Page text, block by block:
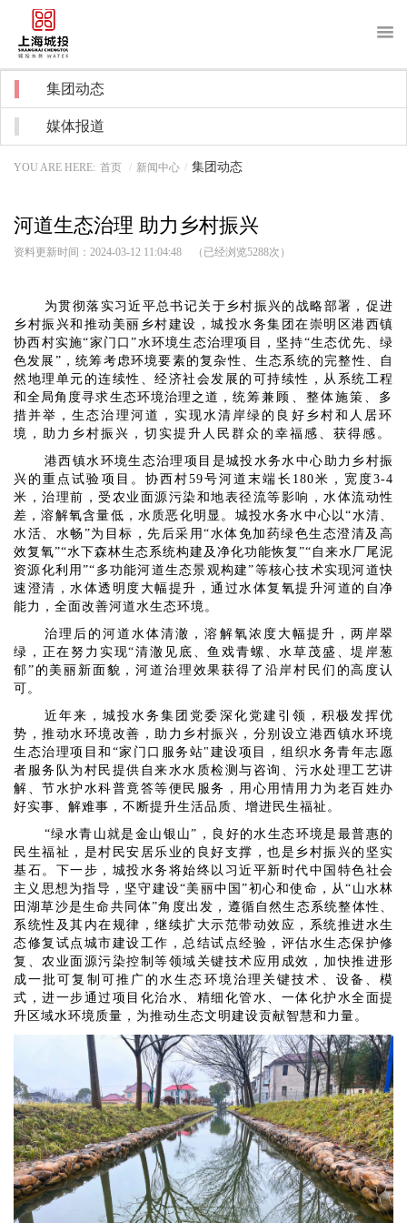
关于我们
新闻中心
招贤纳士
客户服务 Water service
集团动态
媒体报道
YOU ARE HERE: 首页 / 新闻中心 / 集团动态
河道生态治理 助力乡村振兴
资料更新时间：2024-03-12 11:04:48 （已经浏览5288次）
为贯彻落实习近平总书记关于乡村振兴的战略部署，促进
乡村振兴和推动美丽乡村建设，城投水务集团在崇明区港西镇
协西村实施“家门口”水环境生态治理项目，坚持“生态优先、绿
色发展”，统筹考虑环境要素的复杂性、生态系统的完整性、自
然地理单元的连续性、经济社会发展的可持续性，从系统工程
和全局角度寻求生态环境治理之道，统筹兼顾、整体施策、多
措并举，生态治理河道，实现水清岸绿的良好乡村和人居环
境，助力乡村振兴，切实提升人民群众的幸福感、获得感。
港西镇水环境生态治理项目是城投水务水中心助力乡村振
兴的重点试验项目。协西村59号河道末端长180米，宽度3-4
米，治理前，受农业面源污染和地表径流等影响，水体流动性
差，溶解氧含量低，水质恶化明显。城投水务水中心以“水清、
水活、水畅”为目标，先后采用“水体免加药绿色生态澄清及高
效复氧”“水下森林生态系统构建及净化功能恢复”“自来水厂尾泥
资源化利用”“多功能河道生态景观构建”等核心技术实现河道快
速澄清，水体透明度大幅提升，通过水体复氧提升河道的自净
能力，全面改善河道水生态环境。
治理后的河道水体清澈，溶解氧浓度大幅提升，两岸翠
绿，正在努力实现“清澈见底、鱼戏青螺、水草茂盛、堤岸葱
郁”的美丽新面貌，河道治理效果获得了沿岸村民们的高度认
可。
近年来，城投水务集团党委深化党建引领，积极发挥优
势，推动水环境改善，助力乡村振兴，分别设立港西镇水环境
生态治理项目和“家门口服务站"建设项目，组织水务青年志愿
者服务队为村民提供自来水水质检测与咨询、污水处理工艺讲
解、节水护水科普竟答等便民服务，用心用情用力为老百姓办
好实事、解难事，不断提升生活品质、增进民生福祉。
“绿水青山就是金山银山”，良好的水生态环境是最普惠的
民生福祉，是村民安居乐业的良好支撑，也是乡村振兴的坚实
基石。下一步，城投水务将始终以习近平新时代中国特色社会
主义思想为指导，坚守建设“美丽中国”初心和使命，从“山水林
田湖草沙是生命共同体”角度出发，遵循自然生态系统整体性、
系统性及其内在规律，继续扩大示范带动效应，系统推进水生
态修复试点城市建设工作，总结试点经验，评估水生态保护修
复、农业面源污染控制等领域关键技术应用成效，加快推进形
成一批可复制可推广的水生态环境治理关键技术、设备、模
式，进一步通过项目化治水、精细化管水、一体化护水全面提
升区域水环境质量，为推动生态文明建设贡献智慧和力量。